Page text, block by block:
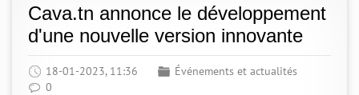
Cava.tn annonce le développement
d'une nouvelle version innovante
18-01-2023, 11:36
Événements et actualités
0